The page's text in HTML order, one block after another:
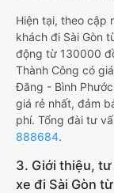
Hiện tại, theo cập
khách đi Sài Gòn
động từ 130000
Thành Công có
Đăng - Bình
giá rẻ nhất, đảm
phí. Tổng đài tư
888684.
3. Giới thiệu,
xe đi Sài Gòn